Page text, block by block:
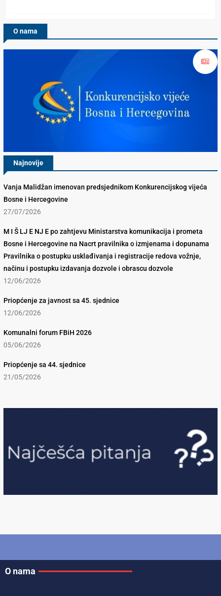
O nama
Najnovije
Vanja Malidžan imenovan predsjednikom Konkurencijskog vijeća
Bosne i Hercegovine
27/07/2026
M I Š LJ E NJ E po zahtjevu Ministarstva komunikacija i prometa
Bosne i Hercegovine na Nacrt pravilnika o izmjenama i dopunama
Pravilnika o postupku usklađivanja i registracije redova vožnje,
načinu i postupku izdavanja dozvole i obrascu dozvole
12/06/2026
Priopćenje za javnost sa 45. sjednice
12/06/2026
Komunalni forum FBiH 2026
05/06/2026
Priopćenje sa 44. sjednice
21/05/2026
O nama